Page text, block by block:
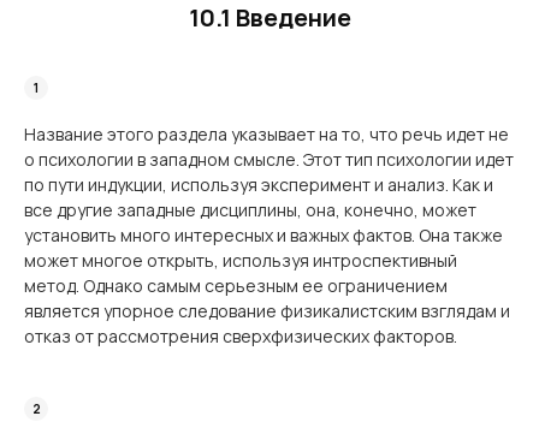
10.1 Введение
Название этого раздела указывает на то, что речь идет не
о психологии в западном смысле. Этот тип психологии идет
по пути индукции, используя эксперимент и анализ. Как и
все другие западные дисциплины, она, конечно, может
установить много интересных и важных фактов. Она также
может многое открыть, используя интроспективный
метод. Однако самым серьезным ее ограничением
является упорное следование физикалистским взглядам и
отказ от рассмотрения сверхфизических факторов.